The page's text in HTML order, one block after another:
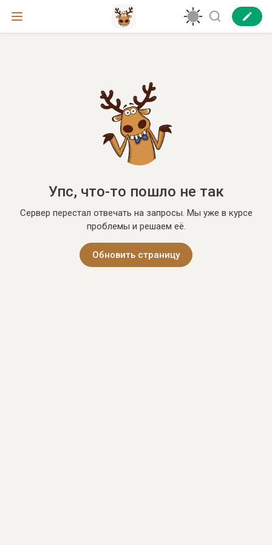
Упс, что-то пошло не так
Сервер перестал отвечать на запросы. Мы уже в курсе
проблемы и решаем её.
Обновить страницу